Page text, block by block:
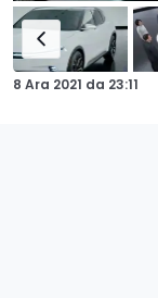
8 Ara 2021 da 23:11